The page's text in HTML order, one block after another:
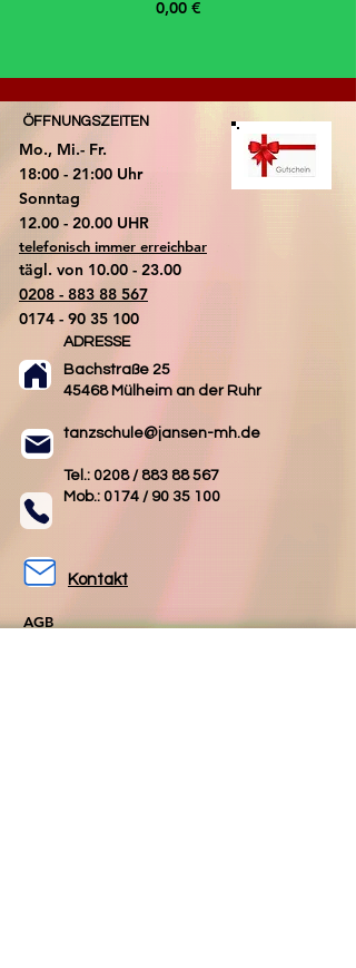
0,00 €
ÖFFNUNGSZEITEN
Mo., Mi.- Fr.
18:00 - 21:00 Uhr
​Sonntag
​12.00 - 20.00 UHR
telefonisch immer erreichbar
tägl. von 10.00 - 23.00
0208 - 883 88 567
0174 - 90 35 100
ADRESSE
Bachstraße 25
45468 Mülheim an der Ruhr
tanzschule@jansen-mh.de
Tel.: 0208 / 883 88 567
Mob.: 0174 / 90 35 100
Kontakt
AGB